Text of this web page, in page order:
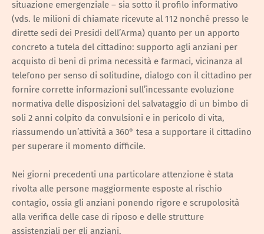
situazione emergenziale – sia sotto il profilo informativo
(vds. le milioni di chiamate ricevute al 112 nonché presso le
dirette sedi dei Presidi dell’Arma) quanto per un apporto
concreto a tutela del cittadino: supporto agli anziani per
acquisto di beni di prima necessità e farmaci, vicinanza al
telefono per senso di solitudine, dialogo con il cittadino per
fornire corrette informazioni sull’incessante evoluzione
normativa delle disposizioni del salvataggio di un bimbo di
soli 2 anni colpito da convulsioni e in pericolo di vita,
riassumendo un’attività a 360° tesa a supportare il cittadino
per superare il momento difficile.
Nei giorni precedenti una particolare attenzione è stata
rivolta alle persone maggiormente esposte al rischio
contagio, ossia gli anziani ponendo rigore e scrupolosità
alla verifica delle case di riposo e delle strutture
assistenziali per gli anziani.